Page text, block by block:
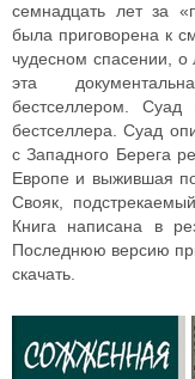
семнадцать лет за
была приговорена к
чудесном спасении,
эта
бестселлером.
бестселлера.Суад
с Западного Берега
Европе и выжившая
Свояк,
Книга написана в
Последнюю версию
скачать.